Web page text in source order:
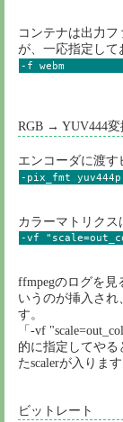
コンテナは出力
が、一応指定して
-f webm
RGB → YUV444変
エンコーダに渡す
-pix_fmt yuv444p
カラーマトリクス
-vf
ffmpegのログを見
いうのが挿入さ
す。
「-vf
的に指定してやる
たscalerが入ります
ビットレート